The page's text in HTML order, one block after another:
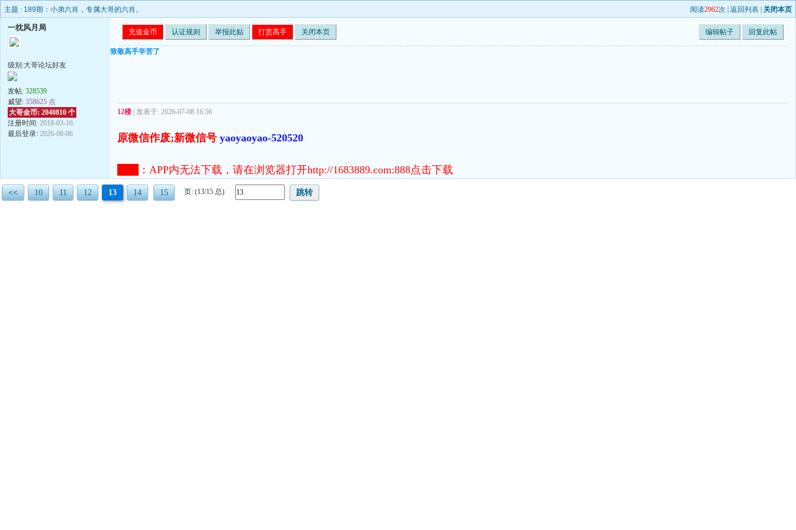
主题 : 189期：小弟六肖，专属大哥的六肖。 阅读2962次 | 返回列表 关闭本页
一枕风月局
级别:大哥论坛好友
发帖: 328539
威望: 358625 点
大哥金币: 2040810 个
注册时间: 2018-03-16
最后登录: 2026-08-06
充值金币 认证规则 举报此贴 打赏高手 关闭本页 编辑帖子 回复此帖
致敬高手辛苦了
12楼 | 发表于: 2026-07-08 16:56
原微信作废;新微信号 yaoyaoyao-520520
： APP内无法下载，请在浏览器打开http://1683889.com:888点击下载
<< 10 11 12 13 14 15 页: (13/15 总) 跳转